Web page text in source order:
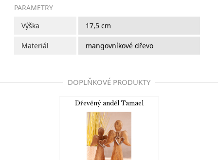
PARAMETRY
Výška
17,5 cm
Materiál mangovníkové dřevo
DOPLŇKOVÉ PRODUKTY
Dřevěný anděl Tamael